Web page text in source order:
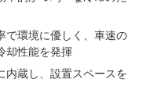
で環境に優しく、車速の
却性能を発揮
内蔵し、設置スペースを